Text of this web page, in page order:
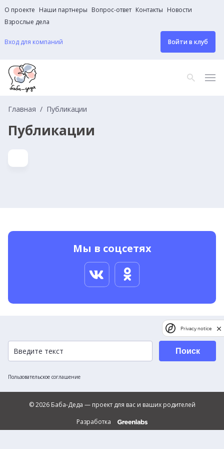
О проекте Наши партнеры Вопрос-ответ Контакты Новости
Взрослые дела
Вход для компаний Войти в клуб
Главная Публикации
Публикации
Мы в соцсетях
Пользовательское соглашение
Поиск
© 2026 Баба-Деда — проект для вас и ваших родителей
Разработка
Privacy notice